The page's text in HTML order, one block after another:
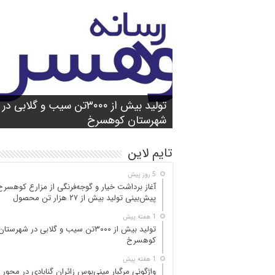
آغاز برداشت خیار و گوجه‌فرنگی از
کوهسرخ؛
تن محصول
تولید بیش از ۳۰۰۰تن سیب و گلابی در
شهرستان کوهسرخ
واژگونی مرگبار مینی‌بوس زائران
در محور کاشمر ـ کوهسرخ؛ ۵
۲۵ مصدوم
بازدید میدانی مسئولان از محور کاشمر
کوهسرخ و بررسی نقاط حادثه‌خیز
شورای آموزش و پرورش شهرستان
کوهسرخ برگزار شد؛ تأکید بر آمادگی
مدارس برای سال تحصیلی جدید
تایم لاین
5 روز پیش
آغاز برداشت خیار و گوجه‌فرنگی از مزارع
پیش‌بینی تولید بیش از ۲۷ هزار تن محصول
1 هفته پیش
تولید بیش از ۳۰۰۰تن سیب و گلابی در
کوهسرخ
1 هفته پیش
واژگونی مرگبار مینی‌بوس زائران گنابادی در محور